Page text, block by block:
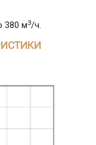
380 м3/ч.